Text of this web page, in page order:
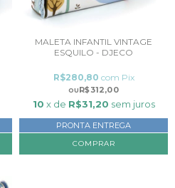
MALETA INFANTIL VINTAGE
ESQUILO - DJECO
R$312,00
R$280,80 com Pix
10 x de R$31,20 sem juros
PRONTA ENTREGA